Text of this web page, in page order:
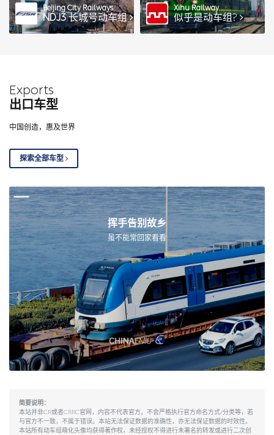
Beijing City Railways
NDJ3长城号动车组
Xihu Railway
似乎是动车组?
Exports
出口车型
中国创造，惠及世界
探索全部车型
挥手告别故乡
虽不能常回家看看
简要说明：
本站并非CR或者CRRC官网，内容不代表官方，不会严格执行官方命名方式/分类等，若
与官方不一致，不属于错误。本站无法保证数据的准确性，亦无法保证数据的时效性。
本站所有动车组萌化头像均获得著作权，未经授权不得进行未署名的转发或进行二次创